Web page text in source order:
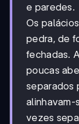
e paredes.
Os
pedra, de
fechadas.
poucas
separados
vezes